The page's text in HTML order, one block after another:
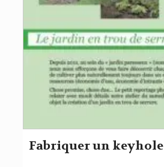
Fabriquer un keyhole